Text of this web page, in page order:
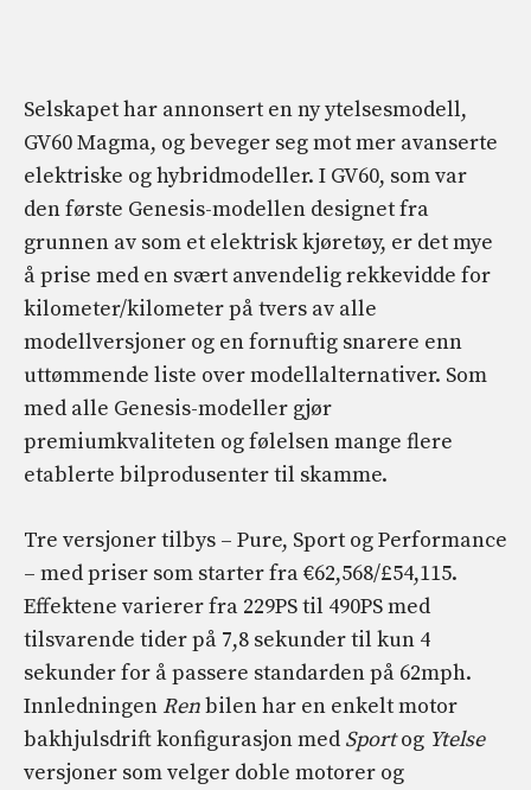
Selskapet har annonsert en ny ytelsesmodell,
GV60 Magma, og beveger seg mot mer avanserte
elektriske og hybridmodeller. I GV60, som var
den første Genesis-modellen designet fra
grunnen av som et elektrisk kjøretøy, er det mye
å prise med en svært anvendelig rekkevidde for
kilometer/kilometer på tvers av alle
modellversjoner og en fornuftig snarere enn
uttømmende liste over modellalternativer. Som
med alle Genesis-modeller gjør
premiumkvaliteten og følelsen mange flere
etablerte bilprodusenter til skamme.
Tre versjoner tilbys – Pure, Sport og Performance
– med priser som starter fra €62,568/£54,115.
Effektene varierer fra 229PS til 490PS med
tilsvarende tider på 7,8 sekunder til kun 4
sekunder for å passere standarden på 62mph.
Innledningen Renbilen har en enkelt motor
bakhjulsdrift konfigurasjon med Sportog Ytelse
versjoner som velger doble motorer og